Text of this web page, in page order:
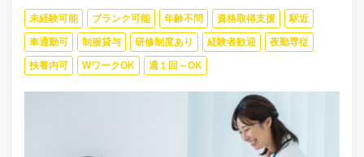
未経験可能 ブランク可能 年齢不問 資格取得支援 駅近
車通勤可 制服貸与 研修制度あり 経験者歓迎 夜勤専従
扶養内可 WワークOK 週１回～OK